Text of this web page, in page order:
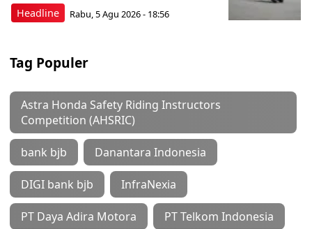
Headline Rabu, 5 Agu 2026 - 18:56
Tag Populer
Astra Honda Safety Riding Instructors
Competition (AHSRIC)
bank bjb Danantara Indonesia
DIGI bank bjb InfraNexia
PT Daya Adira Motora PT Telkom Indonesia